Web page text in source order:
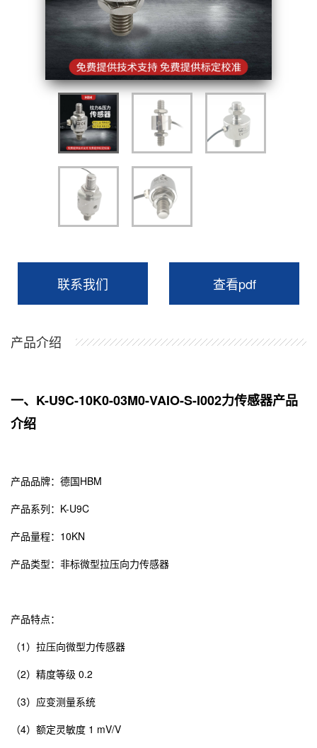
联系我们 查看pdf
产品介绍
一、K-U9C-10K0-03M0-VAIO-S-I002力传感器产品
介绍
产品品牌： 德国HBM
产品系列：K-U9C
产品量程：10KN
产品类型：非标微型拉压向力传感器
产品特点：
（1）拉压向微型力传感器
（2）精度等级 0.2
（3）应变测量系统
（4）额定灵敏度 1 mV/V